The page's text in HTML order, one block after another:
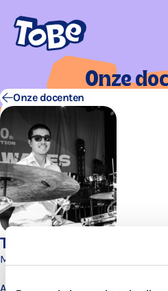
Navigatie
overslaan
Onze
Onze docenten
Al vanaf z’n 9e jaar weet Tim het
Tim van Emmerloot
Muziekdocent